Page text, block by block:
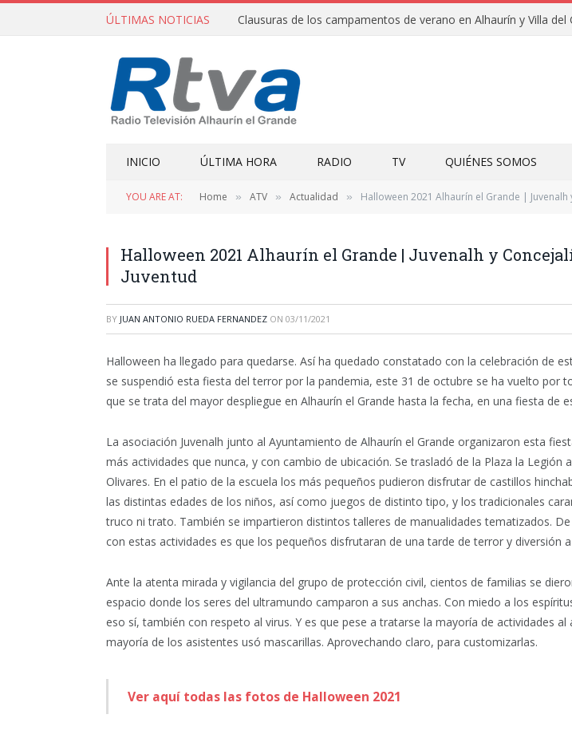
ÚLTIMAS NOTICIAS
INICIO ÚLTIMA HORA RADIO TV QUIÉNES SOMOS
YOU ARE AT: Home » ATV » Actualidad » Halloween 2021 Alhaurín el Grande | Juvenalh
Halloween 2021 Alhaurín el Grande | Juvenalh y
Juventud
BY JUAN ANTONIO RUEDA FERNANDEZ ON 03/11/2021
Halloween ha llegado para quedarse. Así ha quedado constatado con la celebración de
se suspendió esta fiesta del terror por la pandemia, este 31 de octubre se ha vuelto por
que se trata del mayor despliegue en Alhaurín el Grande hasta la fecha, en una fiesta de
La asociación Juvenalh junto al Ayuntamiento de Alhaurín el Grande organizaron esta
más actividades que nunca, y con cambio de ubicación. Se trasladó de la Plaza la Legión
Olivares. En el patio de la escuela los más pequeños pudieron disfrutar de castillos
las distintas edades de los niños, así como juegos de distinto tipo, y los tradicionales
truco ni trato. También se impartieron distintos talleres de manualidades tematizados.
con estas actividades es que los pequeños disfrutaran de una tarde de terror y diversión
Ante la atenta mirada y vigilancia del grupo de protección civil, cientos de familias se
espacio donde los seres del ultramundo camparon a sus anchas. Con miedo a los
eso sí, también con respeto al virus. Y es que pese a tratarse la mayoría de actividades al
mayoría de los asistentes usó mascarillas. Aprovechando claro, para customizarlas.
Ver aquí todas las fotos de Halloween 2021